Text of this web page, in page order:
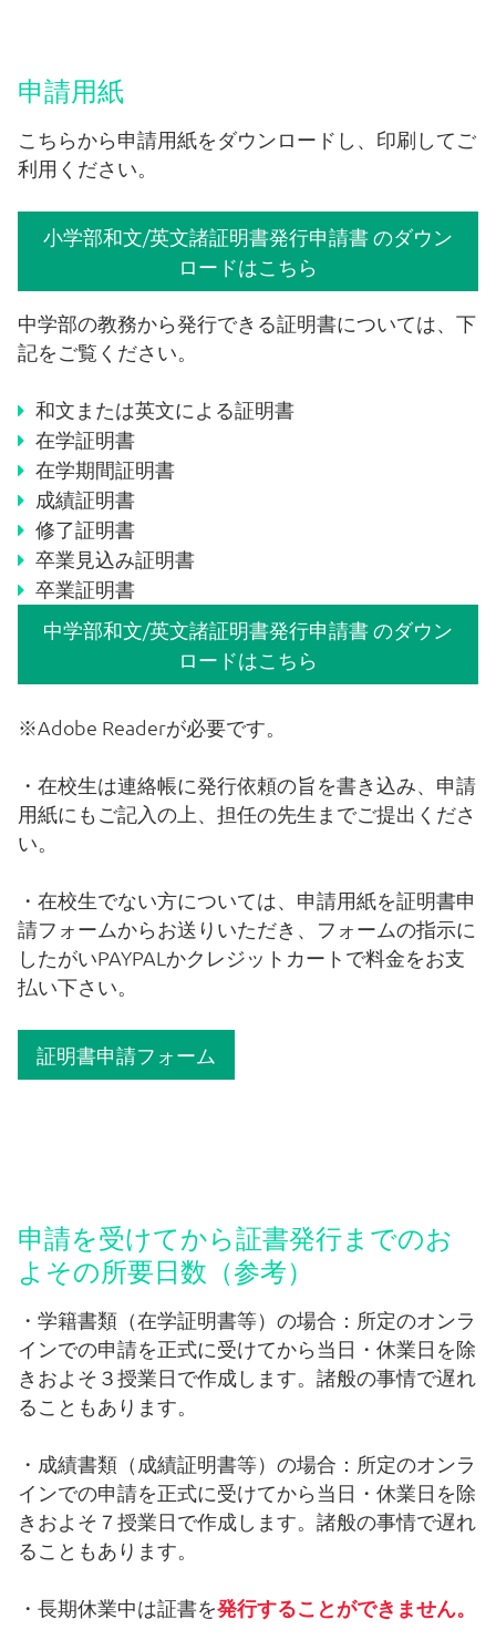
いじめ防止基本方針
退学について
通学バス
国際学級（IS）
お問い合わせ
申請用紙
こちらから申請用紙をダウンロードし、印刷してご
利用ください。
小学部和文/英文諸証明書発行申請書 のダウン
ロードはこちら
中学部の教務から発行できる証明書については、下
記をご覧ください。
和文または英文による証明書
在学証明書
在学期間証明書
成績証明書
修了証明書
卒業見込み証明書
卒業証明書
中学部和文/英文諸証明書発行申請書 のダウン
ロードはこちら
※Adobe Readerが必要です。
・在校生は連絡帳に発行依頼の旨を書き込み、申請
用紙にもご記入の上、担任の先生までご提出くださ
い。
・在校生でない方については、申請用紙を証明書申
請フォームからお送りいただき、フォームの指示に
したがいPAYPALかクレジットカートで料金をお支
払い下さい。
証明書申請フォーム
申請を受けてから証書発行までのお
よその所要日数（参考）
・学籍書類（在学証明書等）の場合：所定のオンラ
インでの申請を正式に受けてから当日・休業日を除
きおよそ３授業日で作成します。諸般の事情で遅れ
ることもあります。
・成績書類（成績証明書等）の場合：所定のオンラ
インでの申請を正式に受けてから当日・休業日を除
きおよそ７授業日で作成します。諸般の事情で遅れ
ることもあります。
・長期休業中は証書を発行することができません。